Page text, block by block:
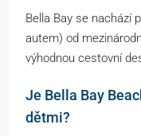
Bella Bay se nachází
autem) od
výhodnou cestovní
Je Bella Bay
dětmi?